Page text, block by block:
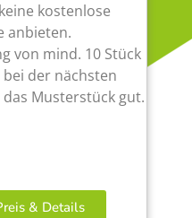
kostenlose
anbieten.
von mind. 10 Stück
der nächsten
Musterstück gut.
& Details